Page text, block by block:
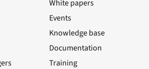
White papers
Events
Knowledge base
Documentation
Training